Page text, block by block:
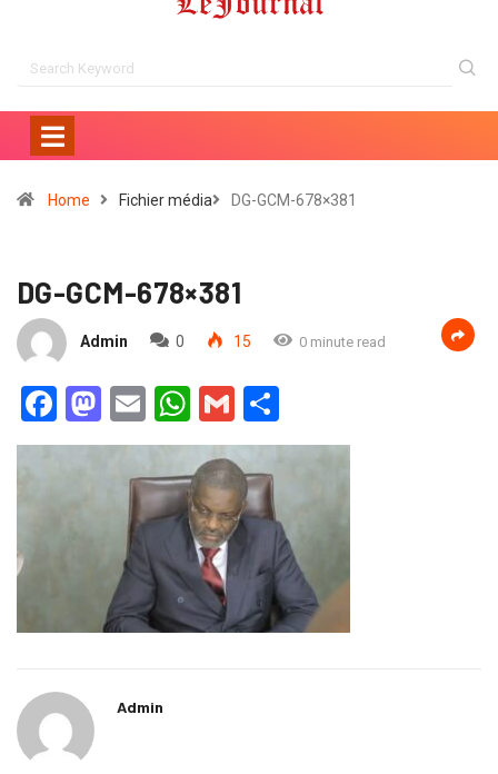
Home Fichier média DG-GCM-678×381
DG-GCM-678×381
Admin 0 15 0 minute read
Facebook
Mastodon
EmailWhatsApp
Gmail
Admin